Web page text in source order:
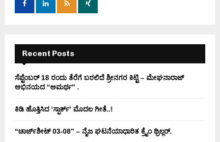
:
H
Recent Posts
ಸೆಪ್ಟೆಂಬರ್ 18 ರಂದು ತೆರೆಗೆ ಬರಲಿದೆ ಶ್ರೀನಗರ ಕಿಟ್ಟಿ – ಮೇಘನಾರಾಜ್
ಅಭಿನಯದ “ಅಮರ್ಥ” .
ಕಿಡಿ‌‌ ಹೊತ್ತಿಸಿದ ‘ಸ್ಪಾರ್ಕ್’ ಮೊದಲ‌ ಗೀತೆ..!
“ಚಾರ್ಜ್‌ಶೀಟ್ 03-08” – ನೈಜ ಘಟನೆಯಾಧಾರಿತ ಕ್ರೈಂ ಥ್ರಿಲ್ಲರ್.